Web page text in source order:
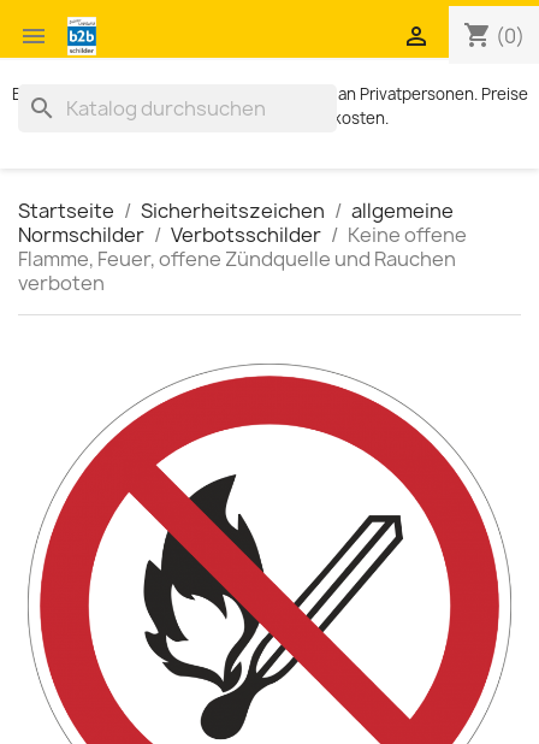
 shopping_cart (0)

Exklusiv für Geschäftskunden. Kein Verkauf an Privatpersonen. Preise
zzgl. MWST und Versandkosten.
search
Startseite Sicherheitszeichen
allgemeine
Normschilder
Verbotsschilder
Keine offene
Flamme, Feuer, offene Zündquelle und Rauchen
verboten